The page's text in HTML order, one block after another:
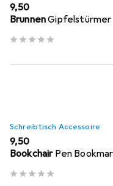
EUR
9,50
BrunnenGipfelstürmer
Schreibtisch Accessoire
EUR
9,50
Bookchair Pen